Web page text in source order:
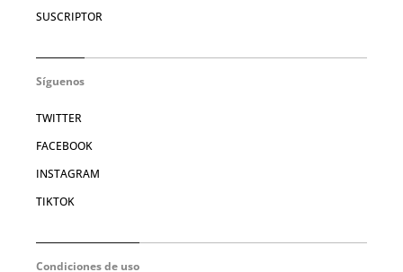
SUSCRIPTOR
Síguenos
TWITTER
FACEBOOK
INSTAGRAM
TIKTOK
Condiciones de uso